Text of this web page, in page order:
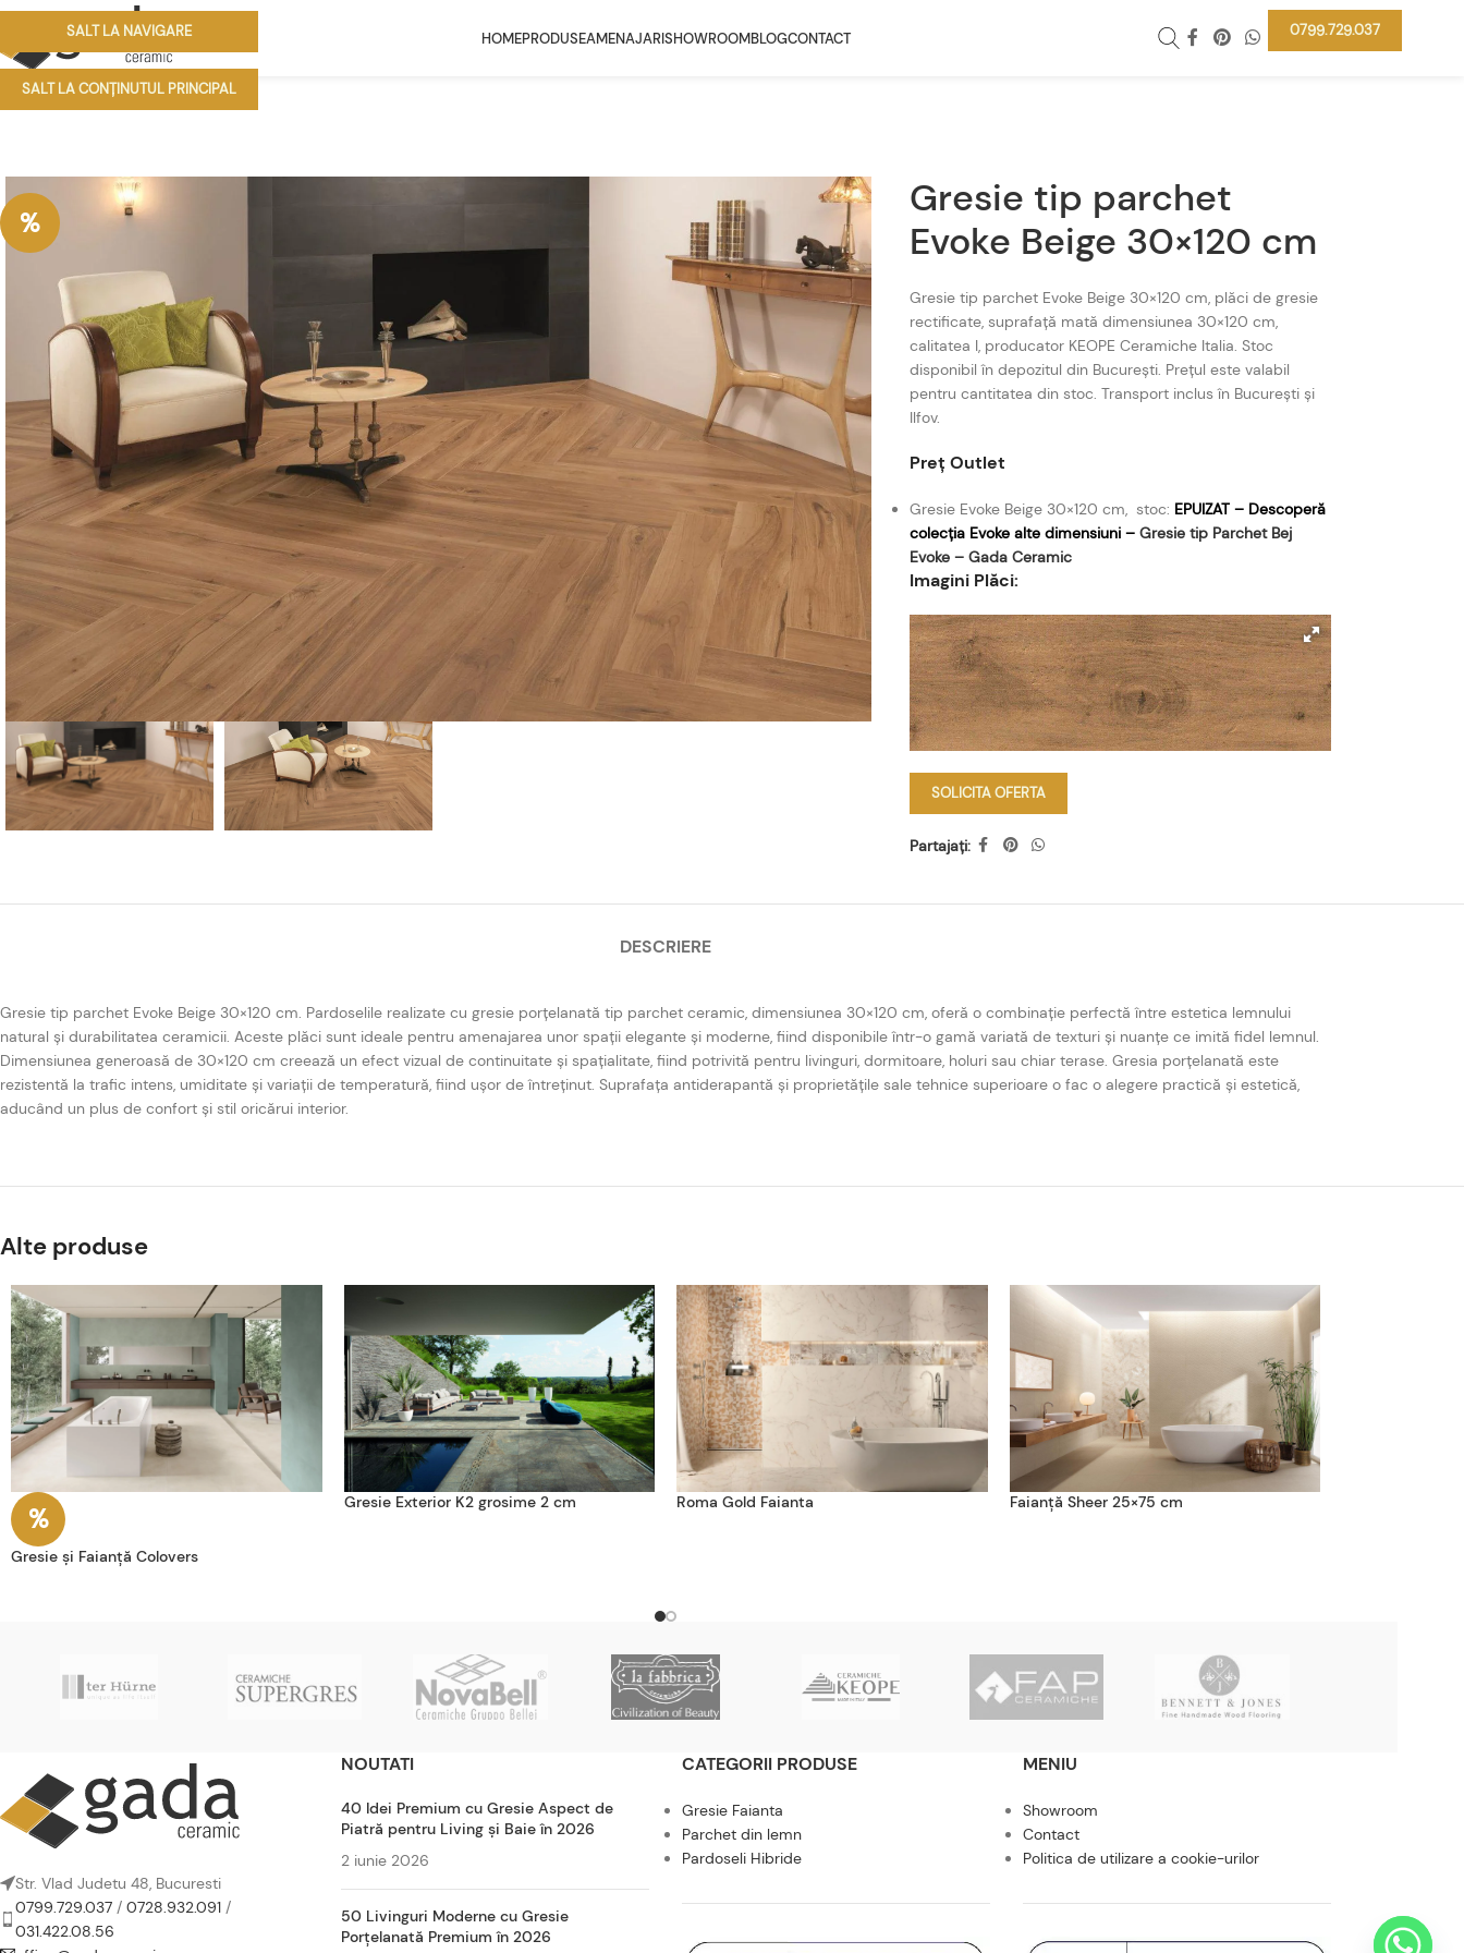
SALT LA NAVIGARE
SALT LA CONȚINUTUL PRINCIPAL
HOMEPRODUSEAMENAJARISHOWROOMBLOGCONTACT 0799.729.037
Gresie tip parchet
Evoke Beige 30×120 cm
Gresie tip parchet Evoke Beige 30×120 cm, plăci de gresie
rectificate, suprafață mată dimensiunea 30×120 cm,
calitatea I, producator KEOPE Ceramiche Italia. Stoc
disponibil în depozitul din București. Prețul este valabil
pentru cantitatea din stoc. Transport inclus în București și
Ilfov.
Preț Outlet
Gresie Evoke Beige 30×120 cm, stoc: EPUIZAT – Descoperă
colecția Evoke alte dimensiuni – Gresie tip Parchet Bej
Evoke – Gada Ceramic
Imagini Plăci:
SOLICITA OFERTA
Partajați:
DESCRIERE
Gresie tip parchet Evoke Beige 30×120 cm. Pardoselile realizate cu gresie porțelanată tip parchet ceramic, dimensiunea 30×120 cm, oferă o combinație perfectă între estetica lemnului
natural și durabilitatea ceramicii. Aceste plăci sunt ideale pentru amenajarea unor spații elegante și moderne, fiind disponibile într-o gamă variată de texturi și nuanțe ce imită fidel lemnul.
Dimensiunea generoasă de 30×120 cm creează un efect vizual de continuitate și spațialitate, fiind potrivită pentru livinguri, dormitoare, holuri sau chiar terase. Gresia porțelanată este
rezistentă la trafic intens, umiditate și variații de temperatură, fiind ușor de întreținut. Suprafața antiderapantă și proprietățile sale tehnice superioare o fac o alegere practică și estetică,
aducând un plus de confort și stil oricărui interior.
Alte produse
Gresie și Faianță Colovers
Gresie Exterior K2 grosime 2 cm Roma Gold Faianta Faianță Sheer 25×75 cm
Str. Vlad Judetu 48, Bucuresti
0799.729.037 / 0728.932.091 /
031.422.08.56
NOUTATI
40 Idei Premium cu Gresie Aspect de
Piatră pentru Living și Baie în 2026
2 iunie 2026
50 Livinguri Moderne cu Gresie
Porțelanată Premium în 2026
CATEGORII PRODUSE
Gresie Faianta
Parchet din lemn
Pardoseli Hibride
MENIU
Showroom
Contact
Politica de utilizare a cookie-urilor